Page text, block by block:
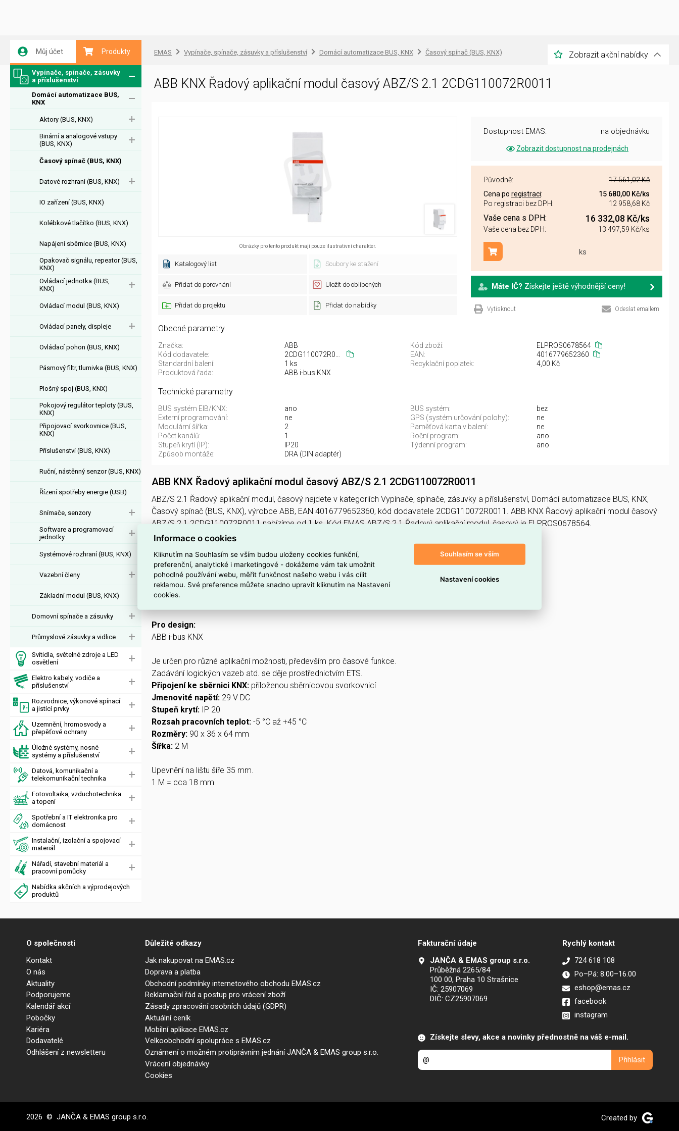
Můj účet Produkty
Vypínače, spínače, zásuvky
a příslušenství
Domácí automatizace BUS,
KNX
Aktory (BUS, KNX)
Binární a analogové vstupy
(BUS, KNX)
Časový spínač (BUS, KNX)
Datové rozhraní (BUS, KNX)
IO zařízení (BUS, KNX)
Kolébkové tlačítko (BUS, KNX)
Napájení sběrnice (BUS, KNX)
Opakovač signálu, repeator (BUS,
KNX)
Ovládací jednotka (BUS,
KNX)
Ovládací modul (BUS, KNX)
Ovládací panely, displeje
Ovládací pohon (BUS, KNX)
Pásmový filtr, tlumivka (BUS, KNX)
Plošný spoj (BUS, KNX)
Pokojový regulátor teploty (BUS,
KNX)
Připojovací svorkovnice (BUS,
KNX)
Příslušenství (BUS, KNX)
Ruční, nástěnný senzor (BUS, KNX)
Řízení spotřeby energie (USB)
Snímače, senzory
Software a programovací
jednotky
Systémové rozhraní (BUS, KNX)
Vazební členy
Základní modul (BUS, KNX)
Domovní spínače a zásuvky
Průmyslové zásuvky a vidlice
Svítidla, světelné zdroje a LED
osvětlení
Elektro kabely, vodiče a
příslušenství
Rozvodnice, výkonové spínací
a jistící prvky
Uzemnění, hromosvody a
přepěťové ochrany
Úložné systémy, nosné
systémy a příslušenství
Datová, komunikační a
telekomunikační technika
Fotovoltaika, vzduchotechnika
a topení
Spotřební a IT elektronika pro
domácnost
Instalační, izolační a spojovací
materiál
Nářadí, stavební materiál a
pracovní pomůcky
Nabídka akčních a výprodejových
produktů
EMAS Vypínače, spínače, zásuvky a příslušenství Domácí automatizace BUS, KNX Časový spínač (BUS, KNX) Zobrazit akční nabídky
ABB KNX Řadový aplikační modul časový ABZ/S 2.1 2CDG110072R0011
Obrázky pro tento produkt mají pouze ilustrativní charakter.
Katalogový list Soubory ke stažení
Přidat do porovnání Uložit do oblíbených
Přidat do projektu Přidat do nabídky
Dostupnost EMAS: na objednávku
Zobrazit dostupnost na prodejnách
Původně:
17 561,02 Kč
Cena po registraci: 15 680,00 Kč/ks
Po registraci bez DPH:
12 958,68 Kč
Vaše cena s DPH: 16 332,08 Kč/ks
Vaše cena bez DPH: 13 497,59 Kč/ks
ks
Přidat do košíku
Máte IČ? Získejte ještě výhodnější ceny!
Vytisknout Odeslat emailem
Obecné parametry
Značka: ABB Kód zboží:
ELPROS0678564
Kód dodavatele:
EAN:
4016779652360
Standardní balení:
1 ks Recyklační poplatek:
4,00 Kč
Produktová řada:
ABB i-bus KNX
Technické parametry
BUS systém EIB/KNX: ano BUS systém:
bez
Externí programování:
ne GPS (systém určování polohy):
ne
Modulární šířka:
2 Paměťová karta v balení:
ne
Počet kanálů:
1 Roční program:
ano
Stupeň krytí (IP):
IP20 Týdenní program:
ano
Způsob montáže:
DRA (DIN adaptér)
ABB KNX Řadový aplikační modul časový ABZ/S 2.1 2CDG110072R0011
ABZ/S 2.1 Řadový aplikační modul, časový najdete v kategoriích Vypínače, spínače, zásuvky a příslušenství, Domácí automatizace BUS, KNX,
Časový spínač (BUS, KNX), výrobce ABB, EAN 4016779652360, kód dodavatele 2CDG110072R0011. ABB KNX Řadový aplikační modul časový
ABZ/S 2.1 2CDG110072R0011 nabízíme od 1 ks. Kód EMAS ABZ/S 2.1 Řadový aplikační modul, časový je ELPROS0678564.
Interní název produktu
ABZ/S 2.1 Řadový aplikační modul, časový
Podrobný popis produktu
Řadový aplikační modul, časový, ABZ/S 2.1
Pro design:
ABB i-bus KNX
Je určen pro různé aplikační možnosti, především pro časové funkce.
Zadávání logických vazeb atd. se děje prostřednictvím ETS.
Připojení ke sběrnici KNX: přiloženou sběrnicovou svorkovnicí
Jmenovité napětí: 29 V DC
Stupeň krytí: IP 20
Rozsah pracovních teplot: -5 °C až +45 °C
Rozměry: 90 x 36 x 64 mm
Šířka: 2 M
Upevnění na lištu šíře 35 mm.
1 M = cca 18 mm
O společnosti
Kontakt
O nás
Aktuality
Podporujeme
Kalendář akcí
Pobočky
Kariéra
Dodavatelé
Odhlášení z newsletteru
Důležité odkazy
Jak nakupovat na EMAS.cz
Doprava a platba
Obchodní podmínky internetového obchodu EMAS.cz
Reklamační řád a postup pro vrácení zboží
Zásady zpracování osobních údajů (GDPR)
Aktuální ceník
Mobilní aplikace EMAS.cz
Velkoobchodní spolupráce s EMAS.cz
Oznámení o možném protiprávním jednání JANČA & EMAS group s.r.o.
Vrácení objednávky
Cookies
Fakturační údaje
JANČA & EMAS group s.r.o.
Průběžná 2265/84
100 00, Praha 10 Strašnice
IČ: 25907069
DIČ: CZ25907069
Rychlý kontakt
724 618 108
Po–Pá: 8.00–16.00
eshop@emas.cz
facebook
instagram
Získejte slevy, akce a novinky přednostně na váš e-mail.
2026 © JANČA & EMAS group s.r.o. Created by
Informace o cookies
Kliknutím na Souhlasím se vším budou uloženy cookies funkční,
preferenční, analytické i marketingové - dokážeme vám tak umožnit
pohodlné používání webu, měřit funkčnost našeho webu i vás cílit
reklamou. Své preference můžete snadno upravit kliknutím na Nastavení
cookies.
Souhlasím se vším
Nastavení cookies